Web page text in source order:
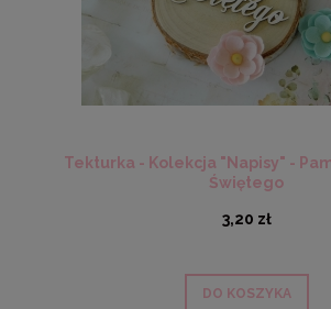
Tekturka - Kolekcja "Napisy" -
Świętego
3,20 zł
DO KOSZYKA